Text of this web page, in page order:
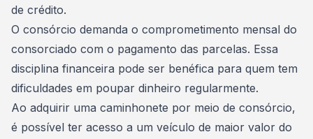
de crédito.
O consórcio demanda o comprometimento mensal do
consorciado com o pagamento das parcelas. Essa
disciplina financeira pode ser benéfica para quem tem
dificuldades em poupar dinheiro regularmente.
Ao adquirir uma caminhonete por meio de consórcio,
é possível ter acesso a um veículo de maior valor do